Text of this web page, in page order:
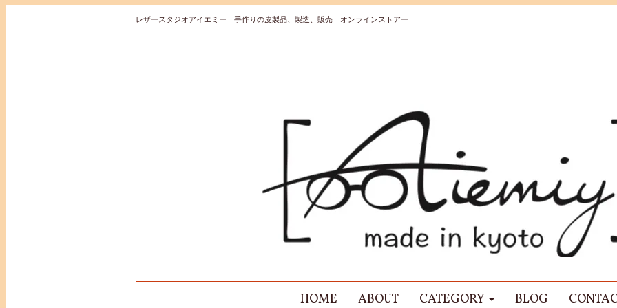
レザースタジオアイエミー 手作りの皮製品、製造、販売 オンラインストアー
HOME ABOUT CATEGORY BLOG